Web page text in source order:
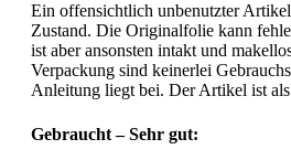
Ein offensichtlich unbenutzter
Zustand. Die Originalfolie kann
ist aber ansonsten intakt und
Verpackung sind keinerlei
Anleitung liegt bei. Der Artikel ist als
Gebraucht – Sehr gut: